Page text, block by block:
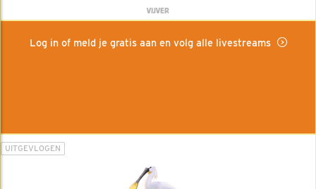
VIJVER
Log in of meld je gratis aan en volg alle livestreams
UITGEVLOGEN